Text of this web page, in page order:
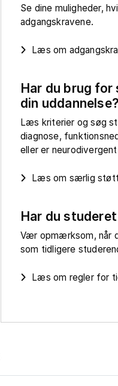
Se dine muligheder,
adgangskravene.
Læs om
Har du brug
din uddannelse?
Læs kriterier og søg
diagnose,
eller er
Læs om særlig
Har du
Vær opmærksom, når
som tidligere
Læs om regler for